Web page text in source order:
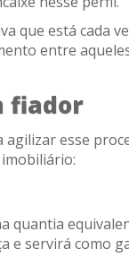
que está cada
entre
fiador
esse
e servirá como